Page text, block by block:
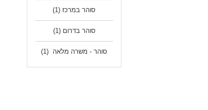
סוהר במרכז (1)
סוהר בדרום (1)
סוהר - משרה מלאה (1)